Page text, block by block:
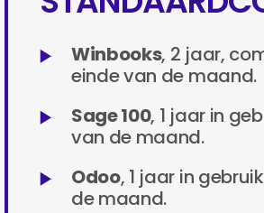
Winbooks, 2 jaar,
einde van de maand.
Sage 100, 1 jaar in
van de maand.
Odoo, 1 jaar in
de maand.